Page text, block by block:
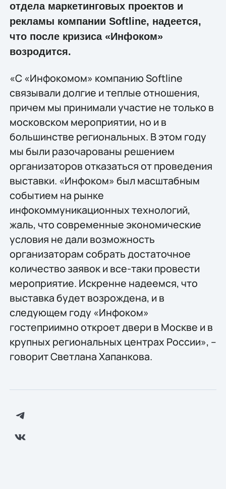
отдела маркетинговых проектов и
рекламы компании Softline, надеется,
что после кризиса «Инфоком»
возродится.
«C «Инфокомом» компанию Softline
связывали долгие и теплые отношения,
причем мы принимали участие не только в
московском мероприятии, но и в
большинстве региональных. В этом году
мы были разочарованы решением
организаторов отказаться от проведения
выставки. «Инфоком» был масштабным
событием на рынке
инфокоммуникационных технологий,
жаль, что современные экономические
условия не дали возможность
организаторам собрать достаточное
количество заявок и все-таки провести
мероприятие. Искренне надеемся, что
выставка будет возрождена, и в
следующем году «Инфоком»
гостеприимно откроет двери в Москве и в
крупных региональных центрах России», –
говорит Светлана Хапанкова.